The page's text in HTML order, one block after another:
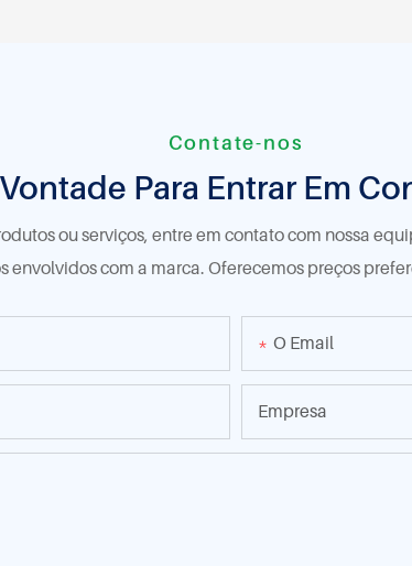
Contate-nos
Para Entrar Em
ou serviços, entre em contato com nossa
envolvidos com a marca. Oferecemos preços
O Email
Empresa